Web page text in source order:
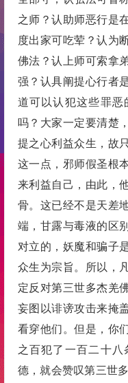
之师？认助师恶行是
度出家可吃荤？认为
佛法？认上师可索拿
强？认具阐提心行者
道可以认犯这些罪
吗？大家一定要清楚
提之心利益众生，故
这一点，邪师假圣根
来利益自己，由此，
骨。这已经不是天差
端，甘露与毒液的区
对立的，妖魔和骗子
众生为宗旨。所以，
定反对第三世多杰羌
妄图以诽谤攻击来掩
看穿他们。但是，你
之百犯了一百二十
德，就会赞叹第三世